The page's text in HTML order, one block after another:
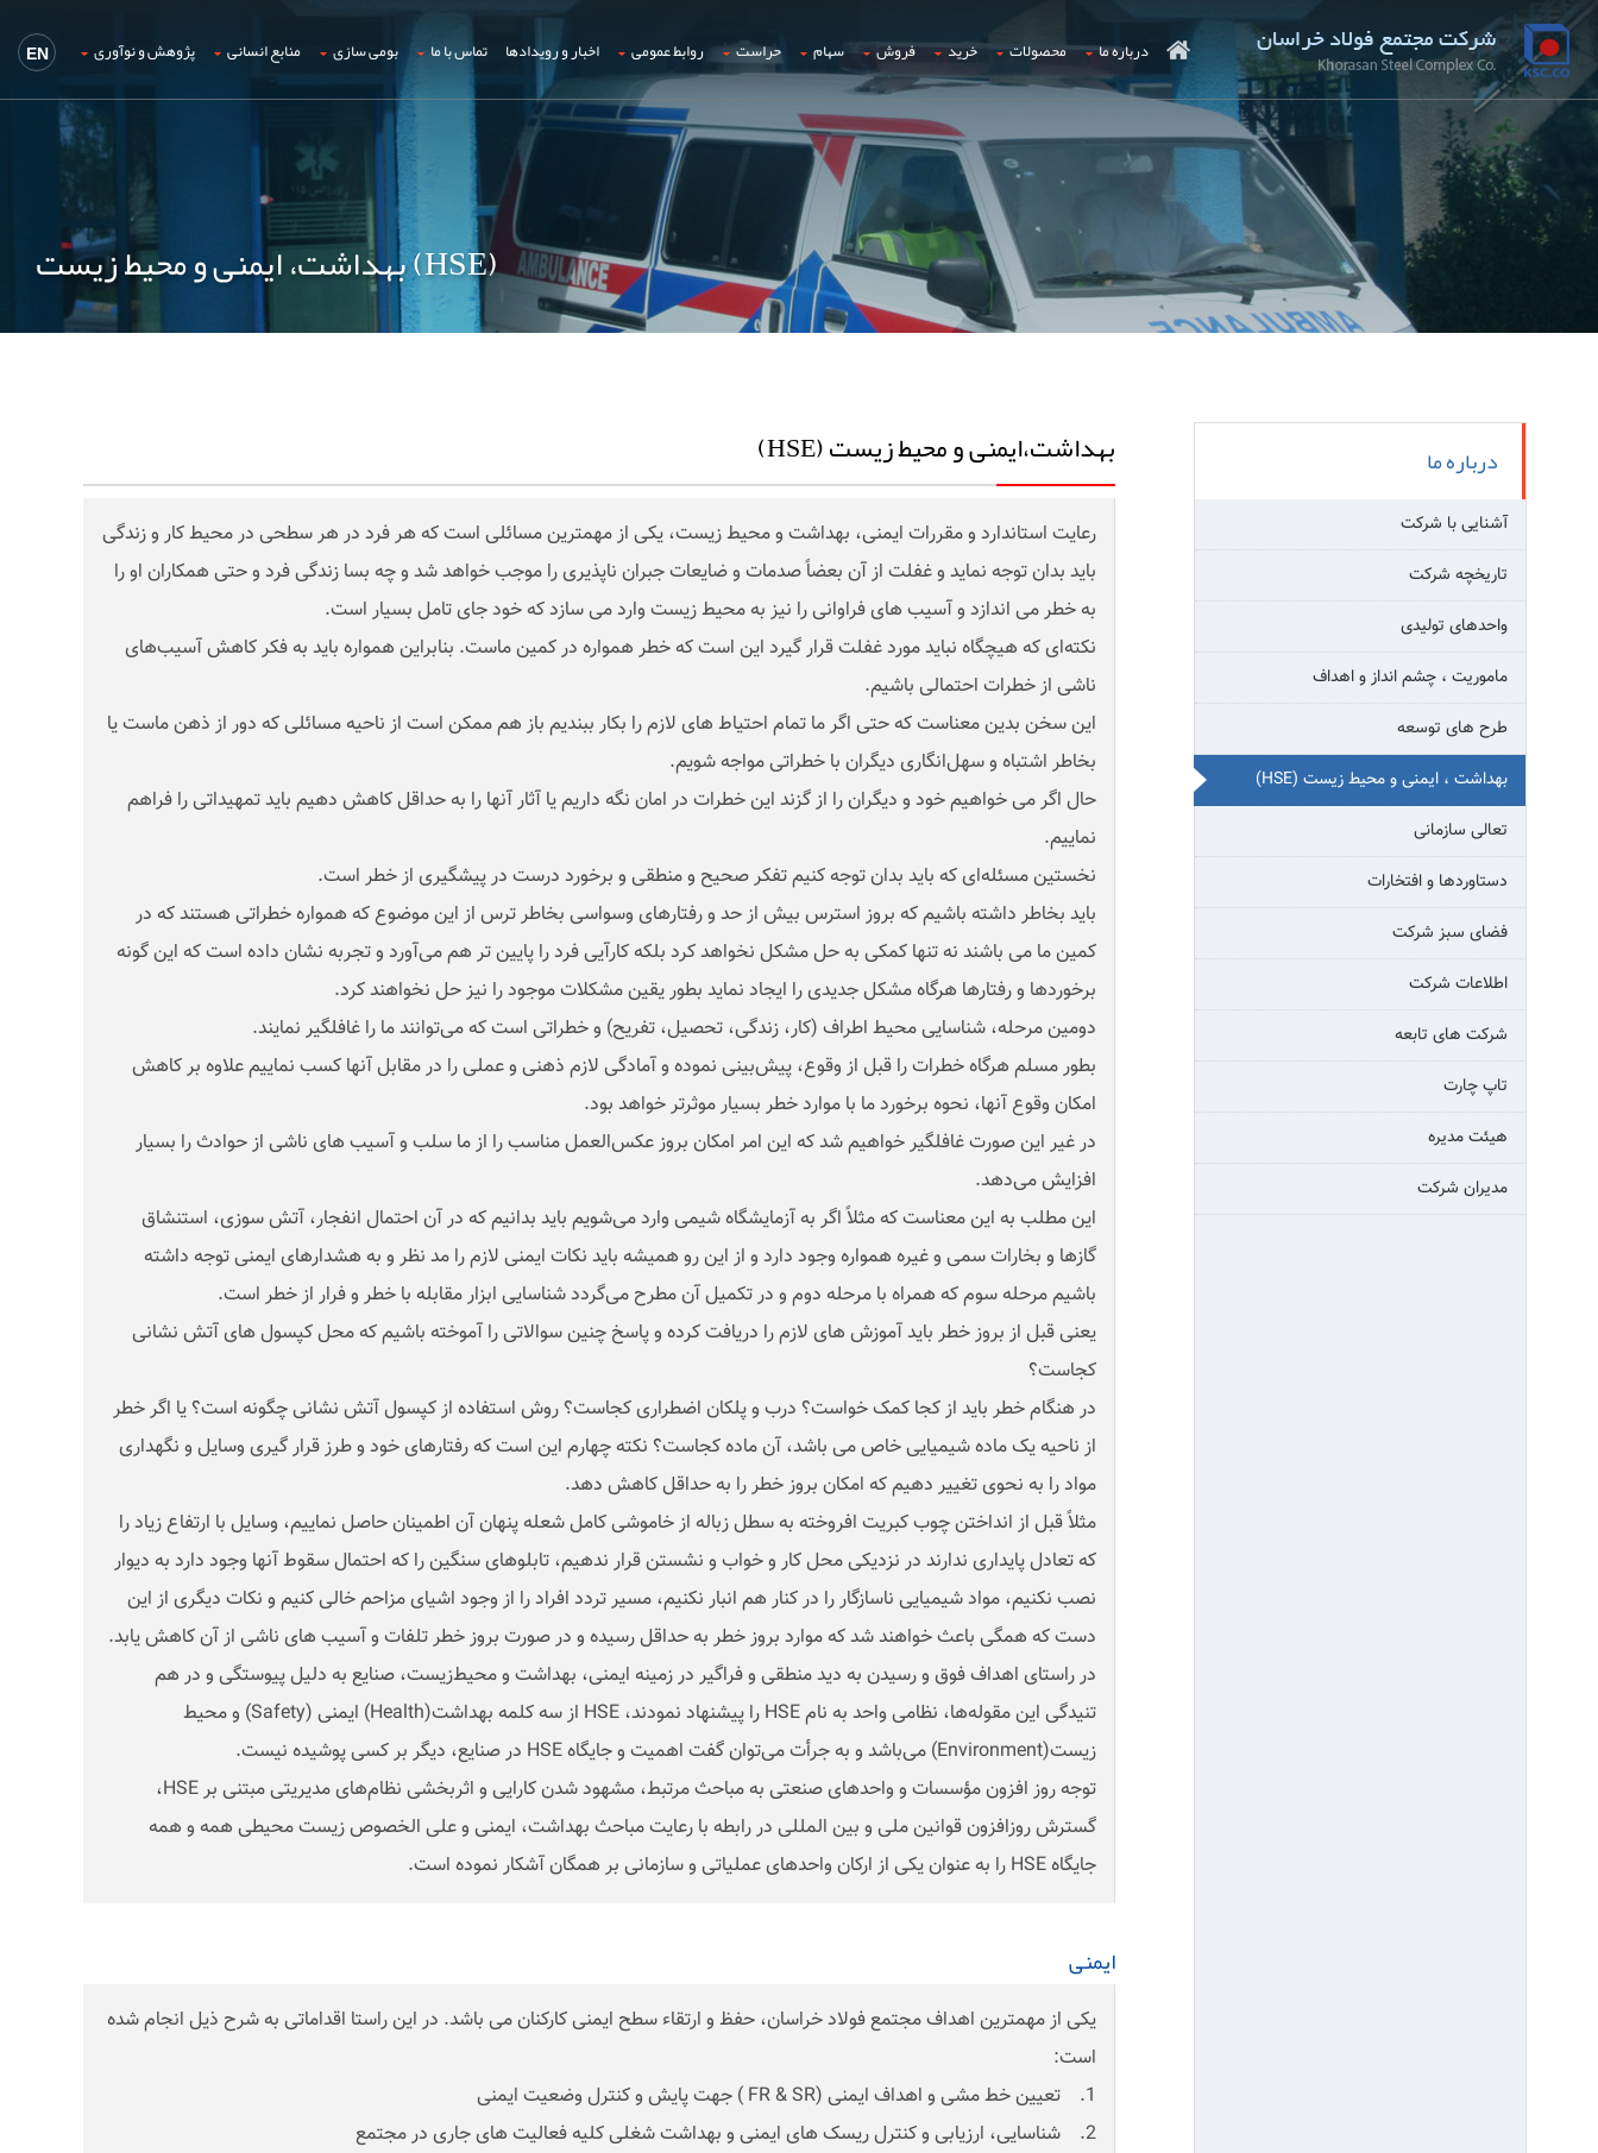
EN درباره ما محصولات خرید فروش سهام حراست روابط عمومی اخبار و رویدادها تماس با ما بومی سازی منابع انسانی پژوهش و نوآوری
بهداشت، ایمنی و محیط زیست (HSE)
درباره ما
آشنایی با شرکت
تاریخچه شرکت
واحدهای تولیدی
ماموریت ، چشم انداز و اهداف
طرح های توسعه
بهداشت ، ایمنی و محیط زیست (HSE)
تعالی سازمانی
دستاوردها و افتخارات
فضای سبز شرکت
اطلاعات شرکت
شرکت های تابعه
تاپ چارت
هیئت مدیره
مدیران شرکت
بهداشت،ایمنی و محیط زیست (HSE)
رعایت استاندارد و مقررات ایمنی، بهداشت و محیط زیست، یکی از مهمترین مسائلی است که هر فرد در هر سطحی در محیط کار و زندگی
باید بدان توجه نماید و غفلت از آن بعضاً صدمات و ضایعات جبران ناپذیری را موجب خواهد شد و چه ‌بسا زندگی فرد و حتی همکاران او را
به خطر می اندازد و آسیب های فراوانی را نیز به محیط زیست وارد می سازد که خود جای تامل بسیار است.
نکته‌ای که هیچگاه نباید مورد غفلت قرار گیرد این است که خطر همواره در کمین ماست. بنابراین همواره باید به فکر کاهش آسیب‌های
ناشی از خطرات احتمالی باشیم.
این سخن بدین معناست که حتی اگر ما تمام احتیاط های لازم را بکار ببندیم باز هم ممکن است از ناحیه مسائلی که دور از ذهن ماست یا
بخاطر اشتباه و سهل‌انگاری دیگران با خطراتی مواجه شویم.
حال اگر می خواهیم خود و دیگران را از گزند این خطرات در امان نگه داریم یا آثار آنها را به حداقل کاهش دهیم باید تمهیداتی را فراهم
نماییم.
نخستین مسئله‌ای که باید بدان توجه کنیم تفکر صحیح و منطقی و برخورد درست در پیشگیری از خطر است.
باید بخاطر داشته باشیم که بروز استرس بیش از حد و رفتارهای وسواسی بخاطر ترس از این موضوع که همواره خطراتی هستند که در
کمین ما می باشند نه تنها کمکی به حل مشکل نخواهد کرد بلکه کارآیی فرد را پایین تر هم می‌آورد و تجربه نشان داده است که این گونه
برخوردها و رفتارها هرگاه مشکل جدیدی را ایجاد نماید بطور یقین مشکلات موجود را نیز حل نخواهند کرد.
دومین مرحله، شناسایی محیط اطراف (کار، زندگی، تحصیل، تفریح) و خطراتی است که می‌توانند ما را غافلگیر نمایند.
بطور مسلم هرگاه خطرات را قبل از وقوع، پیش‌بینی نموده و آمادگی لازم ذهنی و عملی را در مقابل آنها کسب نماییم علاوه بر کاهش
امکان وقوع آنها، نحوه برخورد ما با موارد خطر بسیار موثرتر خواهد بود.
در غیر این صورت غافلگیر خواهیم شد که این امر امکان بروز عکس‌العمل مناسب را از ما سلب و آسیب های ناشی از حوادث را بسیار
افزایش می‌دهد.
این مطلب به این معناست که مثلاً اگر به آزمایشگاه شیمی وارد می‌شویم باید بدانیم که در آن احتمال انفجار، آتش سوزی، استنشاق
گازها و بخارات سمی و غیره همواره وجود دارد و از این رو همیشه باید نکات ایمنی لازم را مد نظر و به هشدارهای ایمنی توجه داشته
باشیم مرحله سوم که همراه با مرحله دوم و در تکمیل آن مطرح می‌گردد شناسایی ابزار مقابله با خطر و فرار از خطر است.
یعنی قبل از بروز خطر باید آموزش های لازم را دریافت کرده و پاسخ چنین سوالاتی را آموخته باشیم که محل کپسول های آتش نشانی
کجاست؟
در هنگام خطر باید از کجا کمک خواست؟ درب و پلکان اضطراری کجاست؟ روش استفاده از کپسول آتش نشانی چگونه است؟ یا اگر خطر
از ناحیه یک ماده شیمیایی خاص می باشد، آن ماده کجاست؟ نکته چهارم این است که رفتارهای خود و طرز قرار گیری وسایل و نگهداری
مواد را به نحوی تغییر دهیم که امکان بروز خطر را به حداقل کاهش دهد.
مثلاً قبل از انداختن چوب کبریت افروخته به سطل زباله از خاموشی کامل شعله پنهان آن اطمینان حاصل نماییم، وسایل با ارتفاع زیاد را
که تعادل پایداری ندارند در نزدیکی محل کار و خواب و نشستن قرار ندهیم، تابلوهای سنگین را که احتمال سقوط آنها وجود دارد به دیوار
نصب نکنیم، مواد شیمیایی ناسازگار را در کنار هم انبار نکنیم، مسیر تردد افراد را از وجود اشیای مزاحم خالی کنیم و نکات دیگری از این
دست که همگی باعث خواهند شد که موارد بروز خطر به حداقل رسیده و در صورت بروز خطر تلفات و آسیب های ناشی از آن کاهش یابد.
در راستای اهداف فوق و رسیدن به دید منطقی و فراگیر در زمینه ایمنی، بهداشت و محیط‌زیست، صنایع به دلیل پیوستگی و در هم
تنیدگی این مقوله‌ها، نظامی واحد به نام HSE را پیشنهاد نمودند، HSE از سه کلمه بهداشت(Health) ایمنی (Safety) و محیط
زیست(Environment) می‌باشد و به جرأت می‌توان گفت اهمیت و جایگاه HSE در صنایع، دیگر بر کسی پوشیده نیست.
توجه روز افزون مؤسسات و واحدهای صنعتی به مباحث مرتبط، مشهود شدن کارایی و اثربخشی نظام‌های مدیریتی مبتنی بر HSE،
گسترش روزافزون قوانین ملی و بین المللی در رابطه با رعایت مباحث بهداشت، ایمنی و علی الخصوص زیست محیطی همه و همه
جایگاه HSE را به عنوان یکی از ارکان واحدهای عملیاتی و سازمانی بر همگان آشکار نموده است.
ایمنی
یکی از مهمترین اهداف مجتمع فولاد خراسان، حفظ و ارتقاء سطح ایمنی کارکنان می باشد. در این راستا اقداماتی به شرح ذیل انجام شده
است:
1. تعیین خط مشی و اهداف ایمنی (FR & SR ) جهت پایش و کنترل وضعیت ایمنی
2. شناسایی، ارزیابی و کنترل ریسک های ایمنی و بهداشت شغلی کلیه فعالیت های جاری در مجتمع